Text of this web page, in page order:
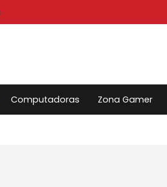
Computadoras Zona Gamer